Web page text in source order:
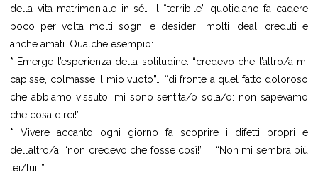
della vita matrimoniale in sé… Il “terribile” quotidiano fa cadere
poco per volta molti sogni e desideri, molti ideali creduti e
anche amati. Qualche esempio:
* Emerge l’esperienza della solitudine: “credevo che l’altro/a mi
capisse, colmasse il mio vuoto”… “di fronte a quel fatto doloroso
che abbiamo vissuto, mi sono sentita/o sola/o: non sapevamo
che cosa dirci!”
* Vivere accanto ogni giorno fa scoprire i difetti propri e
dell’altro/a: “non credevo che fosse così!” “Non mi sembra più
lei/lui!!”